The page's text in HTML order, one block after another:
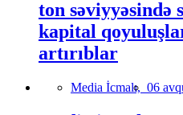
ton səviyyəsində
kapital
artırıblar
Media İcmalı, 06